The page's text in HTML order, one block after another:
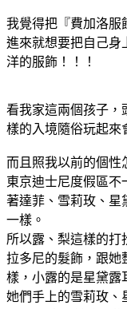
我覺得把『費加洛服
進來就想要把自己身
洋的服飾！！！
看我家這兩個孩子，
樣的入境隨俗玩起來
而且照我以前的個性
東京迪士尼度假區不
著達菲、雪莉玫、星
一樣。
所以露、梨這樣的打
拉多尼的髮飾，跟她
樣，小露的是星黛露
她們手上的雪莉玫、